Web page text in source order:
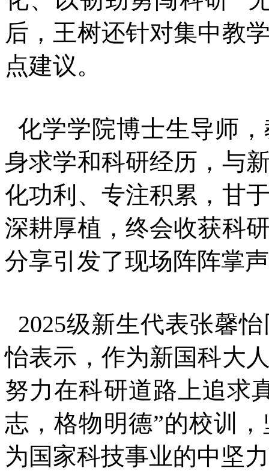
后，王树还针对集中教
点建议。
化学学院博士生导师
身求学和科研经历，与
化功利、专注积累，甘
深耕厚植，终会收获科
分享引发了现场阵阵掌
2025级新生代表张馨
怡表示，作为新国科大
努力在科研道路上追求
志，格物明德”的校训
为国家科技事业的中坚